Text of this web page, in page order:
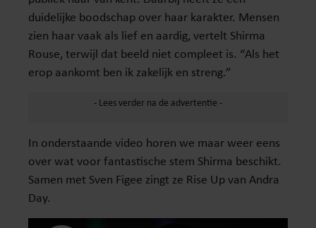
duidelijke boodschap over haar karakter. Mensen
zien haar vaak als lief en aardig, vertelt Shirma
Rouse, terwijl dat beeld niet compleet is. “Als het
erop aankomt ben ik zakelijk en streng.”
In onderstaande video horen we maar weer eens
over wat voor fantastische stem Shirma beschikt.
Samen met Sven Figee zingt ze Rise Up van Andra
Day.